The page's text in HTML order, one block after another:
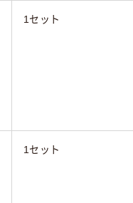
1セット
1セット